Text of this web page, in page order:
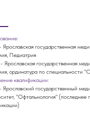
Ярославская государственная
Педиатрия
Ярославская государственная
ординатура по специальности
квалификации:
Ярославский государственный
"Офтальмология" (последнее